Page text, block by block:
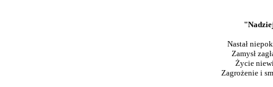
Nastał
Zamysł
Życie
Zagrożenie i